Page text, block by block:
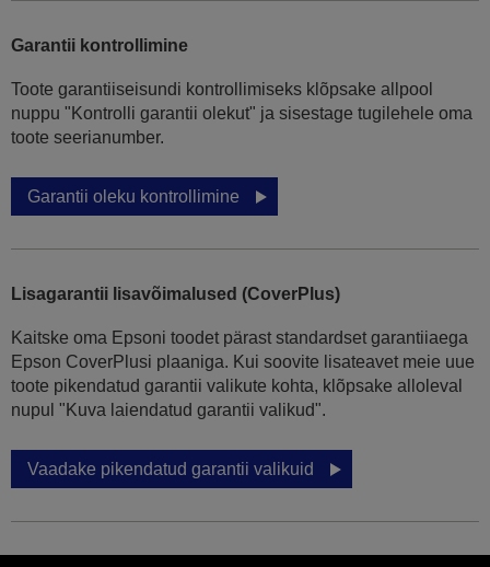
Garantii kontrollimine
Toote garantiiseisundi kontrollimiseks klõpsake allpool
nuppu "Kontrolli garantii olekut" ja sisestage tugilehele oma
toote seerianumber.
Garantii oleku kontrollimine
Lisagarantii lisavõimalused (CoverPlus)
Kaitske oma Epsoni toodet pärast standardset garantiiaega
Epson CoverPlusi plaaniga. Kui soovite lisateavet meie uue
toote pikendatud garantii valikute kohta, klõpsake alloleval
nupul "Kuva laiendatud garantii valikud".
Vaadake pikendatud garantii valikuid